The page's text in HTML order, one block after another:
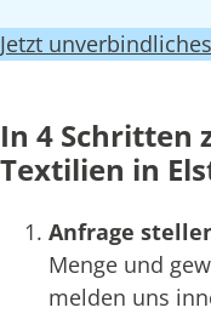
Jetzt
In 4 Schritten
Textilien in
Anfrage
Menge und
melden uns